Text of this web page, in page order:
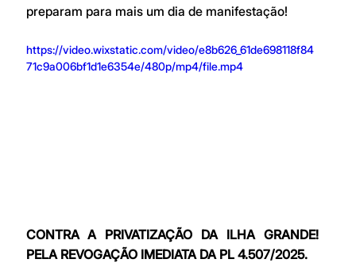
preparam para mais um dia de manifestação!
https://video.wixstatic.com/video/e8b626_61de698118f84
71c9a006bf1d1e6354e/480p/mp4/file.mp4
CONTRA A PRIVATIZAÇÃO DA ILHA GRANDE!
PELA REVOGAÇÃO IMEDIATA DA PL 4.507/2025.